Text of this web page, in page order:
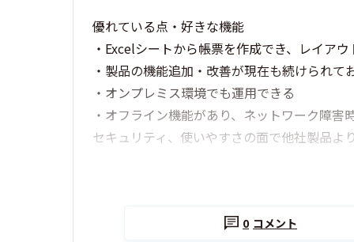
優れている点・好きな機能
・Excelシートから帳票を作成でき、レイア
・製品の機能追加・改善が現在も続けられて
・オンプレミス環境でも運用できる
・オフライン機能があり、ネットワーク障害
セキュリティ、使いやすさの面で他社製品よ
0 コメント